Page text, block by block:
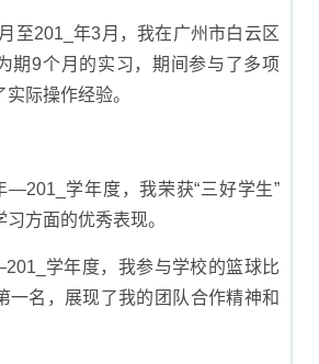
至201_年3月，我在广州市白云区
期9个月的实习，期间参与了多项
际操作经验。
―201_学年度，我荣获“三好学生”
方面的优秀表现。
学年度，我参与学校的篮球比
一名，展现了我的团队合作精神和